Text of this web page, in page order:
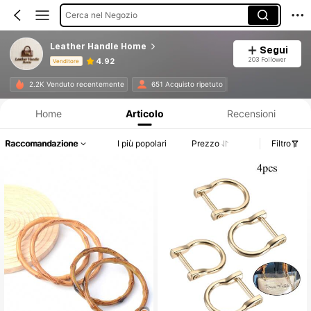
Cerca nel Negozio
Leather Handle Home
Venditore 4.92
Segui
203 Follower
2.2K Venduto recentemente 651 Acquisto ripetuto
Home Articolo Recensioni
Raccomandazione I più popolari Prezzo Filtro